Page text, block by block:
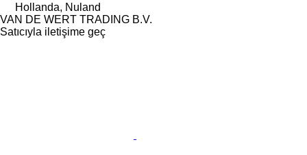
Hollanda, Nuland
VAN DE WERT TRADING B.V.
Satıcıyla iletişime geç